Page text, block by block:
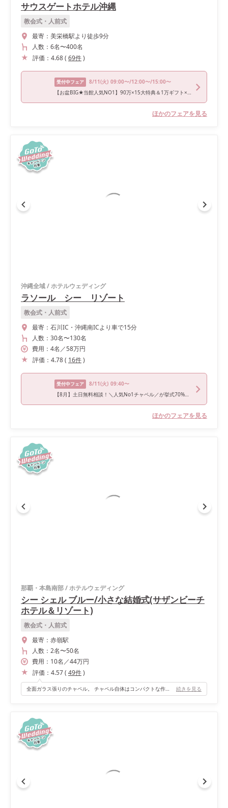
サウスゲートホテル沖縄
教会式・人前式
最寄： 美栄橋駅より徒歩9分
人数： 6名〜400名
評価： 4.68( 69件)
受付中フェア 8/11(火) 09:00〜/12:00〜/15:00〜
【お盆BIG★当館人気NO1】90万×15大特典＆1万ギフト×豪華試食
ほかのフェアを見る
沖縄全域/ホテルウェディング
ラソール シー リゾート
教会式・人前式
最寄： 石川IC・沖縄南ICより車で15分
人数： 30名〜130名
費用： 4名 ／58万円
評価： 4.78( 16件)
受付中フェア 8/11(火) 09:40〜
【8月】土日無料相談！＼人気No1チャペル／が挙式70%OFF（12万円〜）
ほかのフェアを見る
那覇・本島南部/ホテルウェディング
シー シェル ブルー/小さな結婚式(サザンビーチ
ホテル＆リゾート)
教会式・人前式
最寄： 赤嶺駅
人数： 2名〜50名
費用： 10名 ／44万円
評価： 4.57( 49件)
全面ガラス張りのチャペル。 チャペル自体はコンパクトな作りですが、全面ガラス張りなので、青い海と青い空がとても綺麗に見えます♥ 続きを見る